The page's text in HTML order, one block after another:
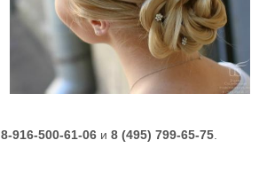
8-916-500-61-06 и8 (495) 799-65-75.